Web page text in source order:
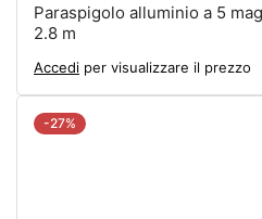
Paraspigolo alluminio a 5
2.8 m
Accedi per visualizzare il prezzo
-27%